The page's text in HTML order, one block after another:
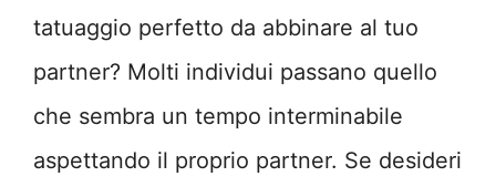
tatuaggio perfetto da abbinare al tuo
partner? Molti individui passano quello
che sembra un tempo interminabile
aspettando il proprio partner. Se desideri